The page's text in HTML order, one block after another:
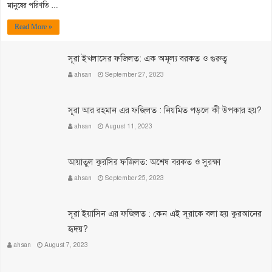
মানুষের পরিণতি …
Read More »
সূরা ইখলাসের ফজিলত: এক অমূল্য বরকত ও গুরুত্ব
ahsan September 27, 2023
সূরা আর রহমান এর ফজিলত : নিয়মিত পড়লে কী উপকার হয়?
ahsan August 11, 2023
আয়াতুল কুরসির ফজিলত: অশেষ বরকত ও সুরক্ষা
ahsan September 25, 2023
সূরা ইয়াসিন এর ফজিলত : কেন এই সূরাকে বলা হয় কুরআনের
হৃদয়?
ahsan August 7, 2023